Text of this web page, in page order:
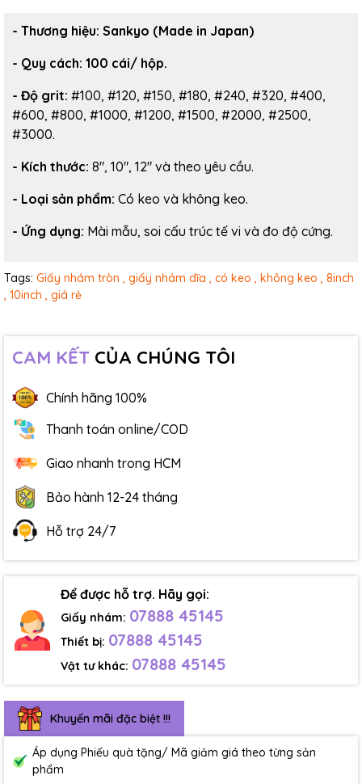
- Thương hiệu: Sankyo (Made in Japan)
- Quy cách: 100 cái/ hộp.
- Độ grit: #100, #120, #150, #180, #240, #320, #400,
#600, #800, #1000, #1200, #1500, #2000, #2500,
#3000.
- Kích thước: 8", 10", 12" và theo yêu cầu.
- Loại sản phẩm: Có keo và không keo.
- Ứng dụng: Mài mẫu, soi cấu trúc tế vi và đo độ cứng.
Tags: Giấy nhám tròn , giấy nhám dĩa , có keo , không keo , 8inch
, 10inch , giá rẻ
CAM KẾT CỦA CHÚNG TÔI
Chính hãng 100%
Thanh toán online/COD
Giao nhanh trong HCM
Bảo hành 12-24 tháng
Hỗ trợ 24/7
Để được hỗ trợ. Hãy gọi:
Giấy nhám: 07888 45145
Thiết bị: 07888 45145
Vật tư khác: 07888 45145
Khuyến mãi đặc biệt !!!
Áp dụng Phiếu quà tặng/ Mã giảm giá theo từng sản
phẩm